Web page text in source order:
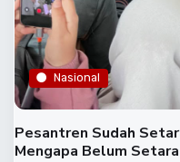
Nasional
Pesantren Sudah
Mengapa Belum